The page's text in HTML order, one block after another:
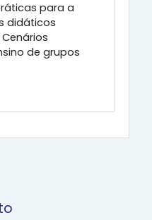
para a
didáticos
de grupos